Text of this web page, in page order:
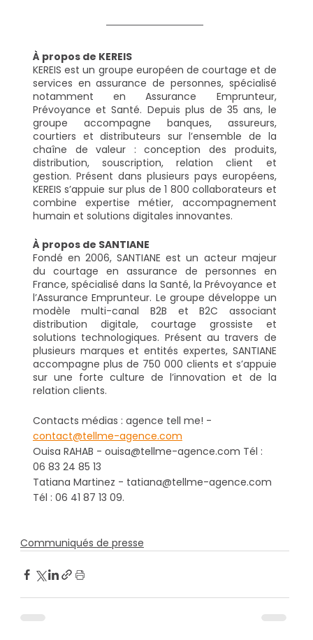
À propos de KEREIS
KEREIS est un groupe européen de courtage et de
services en assurance de personnes, spécialisé
notamment en Assurance Emprunteur,
Prévoyance et Santé. Depuis plus de 35 ans, le
groupe accompagne banques, assureurs,
courtiers et distributeurs sur l’ensemble de la
chaîne de valeur : conception des produits,
distribution, souscription, relation client et
gestion. Présent dans plusieurs pays européens,
KEREIS s’appuie sur plus de 1 800 collaborateurs et
combine expertise métier, accompagnement
humain et solutions digitales innovantes.
À propos de SANTIANE
Fondé en 2006, SANTIANE est un acteur majeur
du courtage en assurance de personnes en
France, spécialisé dans la Santé, la Prévoyance et
l’Assurance Emprunteur. Le groupe développe un
modèle multi-canal B2B et B2C associant
distribution digitale, courtage grossiste et
solutions technologiques. Présent au travers de
plusieurs marques et entités expertes, SANTIANE
accompagne plus de 750 000 clients et s’appuie
sur une forte culture de l’innovation et de la
relation clients.
Contacts médias : agence tell me! -
contact@tellme-agence.com
Ouisa RAHAB - ouisa@tellme-agence.com Tél :
06 83 24 85 13
Tatiana Martinez - tatiana@tellme-agence.com
Tél : 06 41 87 13 09.
Communiqués de presse